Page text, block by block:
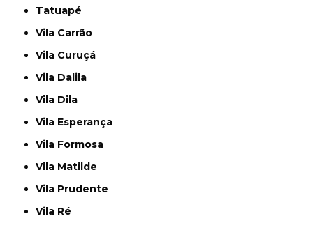
Tatuapé
Vila Carrão
Vila Curuçá
Vila Dalila
Vila Dila
Vila Esperança
Vila Formosa
Vila Matilde
Vila Prudente
Vila Ré